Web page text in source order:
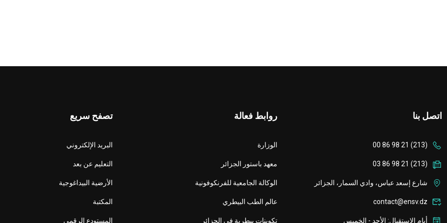
اتصل بنا
(213) 21 98 86 00
(213) 21 98 86 03
شارع إسعد عباس، وادي السمار، الجزائر
contact@ensv.dz
أيام الاستقبال: الأحد - الخميس
روابط فعالة
الوزارة
معهد باستور الجزائر
الوكالة الجامعية للفرنكوفونية
عالم الطب البيطري
تكوينات بيطرية في الجزائر
تصفح سريع
البريد الإلكتروني
التعليم عن بعد
الأرضية البيداغوجية
المكتبة
المستودع الرقمي